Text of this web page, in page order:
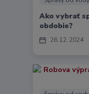
26 12 2024
Ako vybrať
obdobie?